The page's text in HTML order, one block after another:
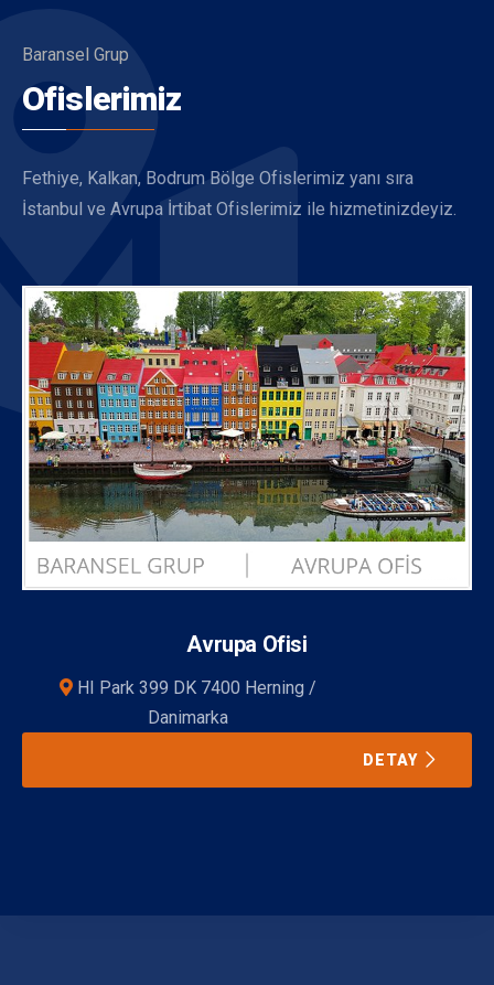
Baransel Grup
Ofislerimiz
Fethiye, Kalkan, Bodrum Bölge Ofislerimiz yanı sıra
İstanbul ve Avrupa İrtibat Ofislerimiz ile hizmetinizdeyiz.
Avrupa Ofisi
HI Park 399 DK 7400 Herning /
Danimarka
DETAY